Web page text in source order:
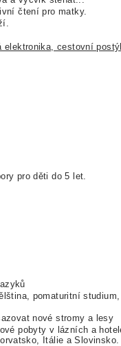
čtení pro matky.
cestovní
pro děti do 5 let.
pomaturitní studium,
nové stromy a lesy
pobyty v lázních a
Itálie a Slovinsko.